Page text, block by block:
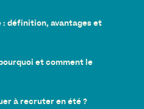
définition, avantages et
et comment le
à recruter en été ?